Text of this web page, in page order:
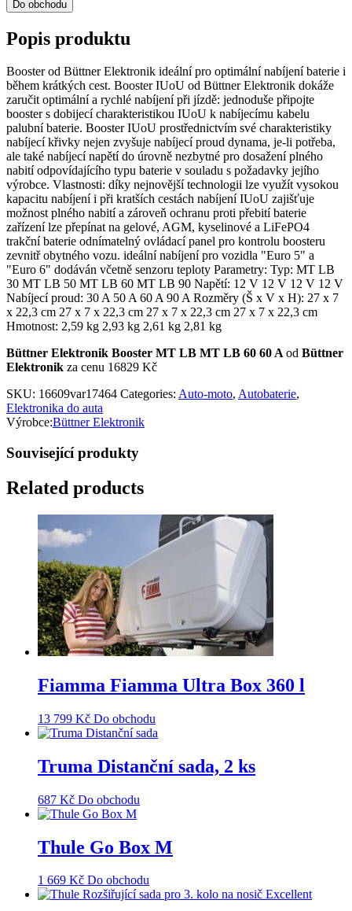
Do obchodu
Popis produktu
Booster od Büttner Elektronik ideální pro optimální nabíjení baterie i
během krátkých cest. Booster IUoU od Büttner Elektronik dokáže
zaručit optimální a rychlé nabíjení při jízdě: jednoduše připojte
booster s dobijecí charakteristikou IUoU k nabíjecímu kabelu
palubní baterie. Booster IUoU prostřednictvím své charakteristiky
nabíjecí křivky nejen zvyšuje nabíjecí proud dynama, je-li potřeba,
ale také nabíjecí napětí do úrovně nezbytné pro dosažení plného
nabití odpovídajícího typu baterie v souladu s požadavky jejího
výrobce. Vlastnosti: díky nejnovější technologii lze využít vysokou
kapacitu nabíjení i při kratších cestách nabíjení IUoU zajišťuje
možnost plného nabití a zároveň ochranu proti přebití baterie
zařízení lze přepínat na gelové, AGM, kyselinové a LiFePO4
trakční baterie odnímatelný ovládací panel pro kontrolu boosteru
zevnitř obytného vozu. ideální nabíjení pro vozidla "Euro 5" a
"Euro 6" dodáván včetně senzoru teploty Parametry: Typ: MT LB
30 MT LB 50 MT LB 60 MT LB 90 Napětí: 12 V 12 V 12 V 12 V
Nabíjecí proud: 30 A 50 A 60 A 90 A Rozměry (Š x V x H): 27 x 7
x 22,3 cm 27 x 7 x 22,3 cm 27 x 7 x 22,3 cm 27 x 7 x 22,3 cm
Hmotnost: 2,59 kg 2,93 kg 2,61 kg 2,81 kg
Büttner Elektronik Booster MT LB MT LB 60 60 Aod Büttner
Elektronik za cenu 16829 Kč
SKU: 16609var17464 Categories: Auto-moto, Autobaterie,
Elektronika do auta
Výrobce:Büttner Elektronik
Související produkty
Related products
Fiamma Fiamma Ultra Box 360 l
13 799 Kč Do obchodu
Truma Distanční sada, 2 ks
687 Kč Do obchodu
Thule Go Box M
1 669 Kč Do obchodu